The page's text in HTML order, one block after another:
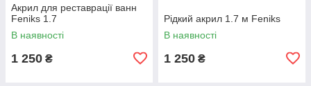
Акрил для реставрації ванн
Feniks 1.7
В наявності
1 250 ₴
Рідкий акрил 1.7 м Feniks
В наявності
1 250 ₴